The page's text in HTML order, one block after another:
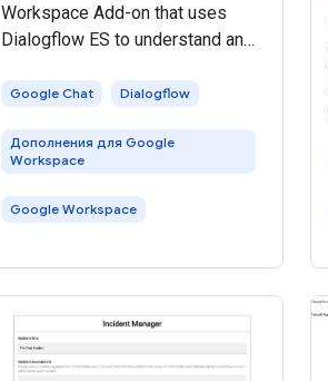
Workspace Add-on that uses
Dialogflow ES to understand and
can also use Dialogflow CX,
Google Chat, to build
Google Chat Dialogflow
Дополнения для Google
Workspace
Google Workspace